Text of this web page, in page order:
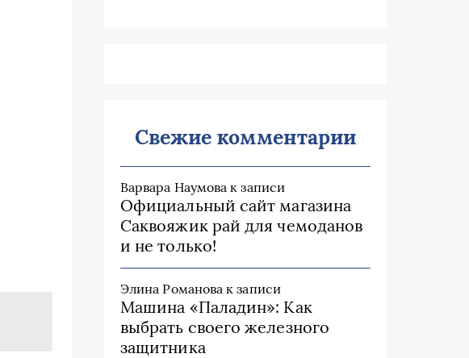
Свежие комментарии
Варвара Наумова к записи
Официальный сайт магазина
Саквояжик рай для чемоданов
и не только!
Элина Романова к записи
Машина «Паладин»: Как
выбрать своего железного
защитника